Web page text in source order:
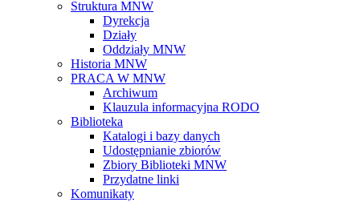
Struktura MNW
Dyrekcja
Działy
Oddziały MNW
Historia MNW
PRACA W MNW
Archiwum
Klauzula informacyjna RODO
Biblioteka
Katalogi i bazy danych
Udostępnianie zbiorów
Zbiory Biblioteki MNW
Przydatne linki
Komunikaty